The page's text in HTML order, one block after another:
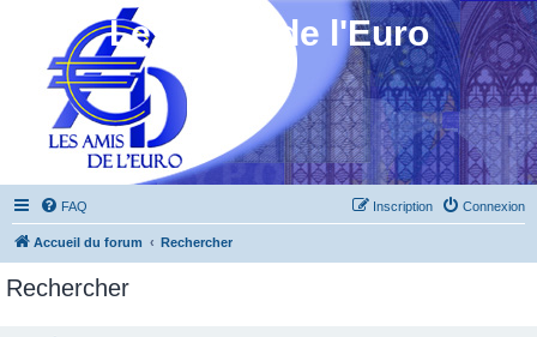
Les Amis de l'Euro
FAQ Connexion
Inscription
Accueil du forum Rechercher
Rechercher